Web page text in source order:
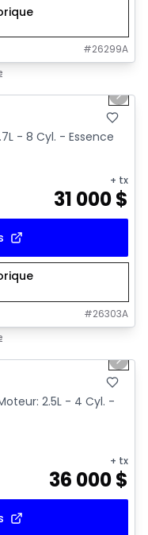
#26299A
Next
- 8 Cyl. - Essence
+ tx
31 000$
#26303A
Next
2.5L - 4 Cyl. -
+ tx
36 000$